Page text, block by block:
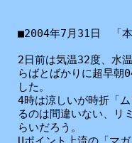
■2004年7月31日 「
2日前は気温32度、水
らばとばかりに超早朝
した。
4時は涼しいが時折「
るのは間違いない、リ
らいだろう。